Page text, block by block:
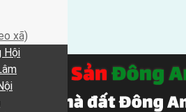
xã)
Hội